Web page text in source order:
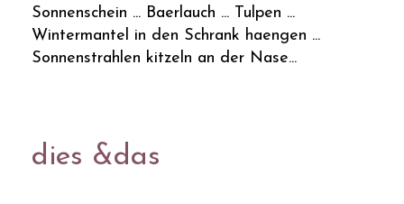
Sonnenschein ... Baerlauch ... Tulpen ...
Wintermantel in den Schrank haengen ...
Sonnenstrahlen kitzeln an der Nase...
dies &das